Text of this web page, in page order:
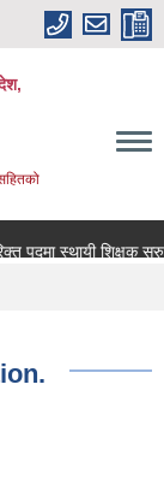
स्थायी शिक्षक सरुवा